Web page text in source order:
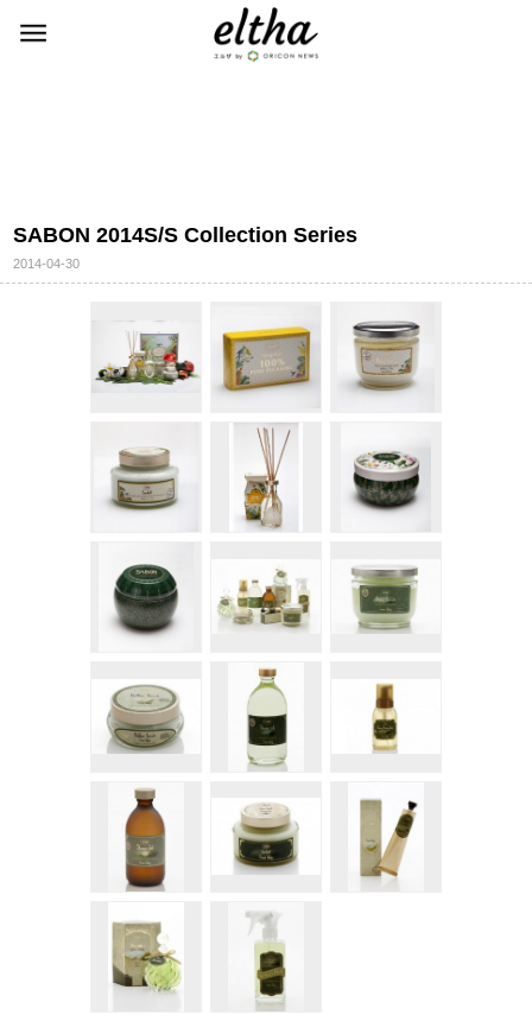
SABON 2014S/S Collection Series
2014-04-30